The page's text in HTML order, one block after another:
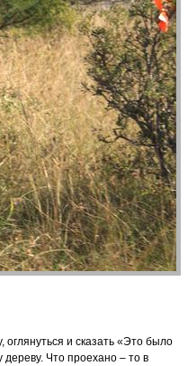
оглянуться и сказать «Это было
Что проехано – то в